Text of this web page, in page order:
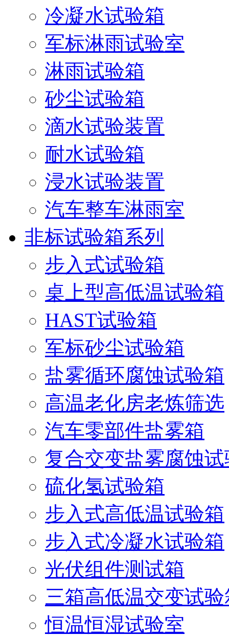
冷凝水试验箱
军标淋雨试验室
淋雨试验箱
砂尘试验箱
滴水试验装置
耐水试验箱
浸水试验装置
汽车整车淋雨室
非标试验箱系列
步入式试验箱
桌上型高低温试验箱
HAST试验箱
军标砂尘试验箱
盐雾循环腐蚀试验箱
高温老化房老炼筛选
汽车零部件盐雾箱
复合交变盐雾腐蚀
硫化氢试验箱
步入式高低温试验箱
步入式冷凝水试验箱
光伏组件测试箱
三箱高低温交变试验
恒温恒湿试验室